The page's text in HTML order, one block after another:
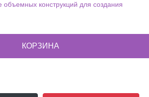
объемных конструкций для создания
КОРЗИНА